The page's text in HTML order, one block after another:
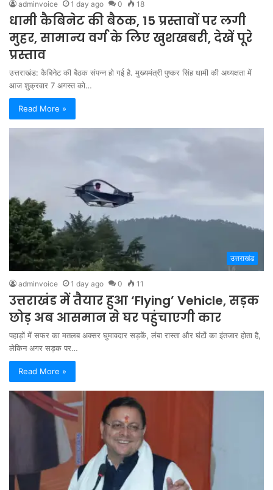
adminvoice 1 day ago 0 18
धामी कैबिनेट की बैठक, 15 प्रस्तावों पर लगी
मुहर, सामान्य वर्ग के लिए खुशखबरी, देखें पूरे
प्रस्ताव
उत्तराखंड: कैबिनेट की बैठक संपन्न हो गई है. मुख्यमंत्री पुष्कर सिंह धामी की अध्यक्षता में
आज शुक्रवार 7 अगस्त को…
Read More »
उत्तराखंड
adminvoice 1 day ago 0 11
उत्तराखंड में तैयार हुआ ‘Flying’ Vehicle, सड़क
छोड़ अब आसमान से घर पहुंचाएगी कार
पहाड़ों में सफर का मतलब अक्सर घुमावदार सड़कें, लंबा रास्ता और घंटों का इंतजार होता है,
लेकिन अगर सड़क पर…
Read More »